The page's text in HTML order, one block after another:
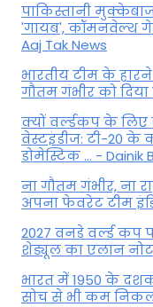
पाकिस्तानी
'गायब', कॉमनवेल्थ
Aaj Tak News
भारतीय टीम के
गौतम गंभीर को
क्यों वर्ल्डकप के लिए
वेस्टइंडीज: टी-20
डोमेस्टिक ... - Dainik
ना गौतम गंभीर, ना
अपना फेवरेट टीम
2027 वनडे वर्ल्ड कप
शेड्यूल का एलान
भारत में 1950 के
सोच से भी कम